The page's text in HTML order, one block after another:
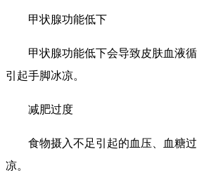
甲状腺功能低下
甲状腺功能低下会导致皮肤血液循
引起手脚冰凉。
减肥过度
食物摄入不足引起的血压、血糖过
凉。